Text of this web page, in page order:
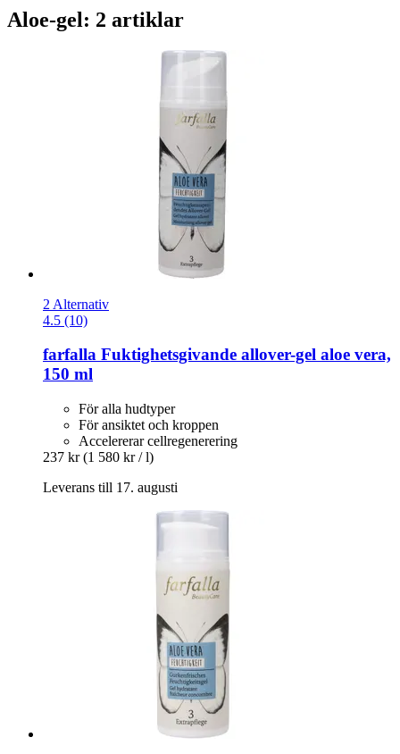
Aloe-gel: 2 artiklar
2 Alternativ
4.5 (10)
farfalla Fuktighetsgivande allover-​gel aloe vera,
150 ml
För alla hudtyper
För ansiktet och kroppen
Accelererar cellregenerering
237 kr (1 580 kr / l)
Leverans till 17. augusti